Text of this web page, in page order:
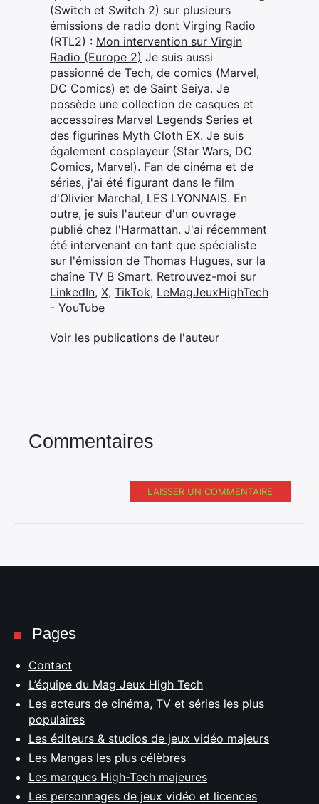
(Switch et Switch 2) sur plusieurs
émissions de radio dont Virging Radio
(RTL2) : Mon intervention sur Virgin
Radio (Europe 2) Je suis aussi
passionné de Tech, de comics (Marvel,
DC Comics) et de Saint Seiya. Je
possède une collection de casques et
accessoires Marvel Legends Series et
des figurines Myth Cloth EX. Je suis
également cosplayeur (Star Wars, DC
Comics, Marvel). Fan de cinéma et de
séries, j'ai été figurant dans le film
d'Olivier Marchal, LES LYONNAIS. En
outre, je suis l'auteur d'un ouvrage
publié chez l'Harmattan. J'ai récemment
été intervenant en tant que spécialiste
sur l'émission de Thomas Hugues, sur la
chaîne TV B Smart. Retrouvez-moi sur
LinkedIn, X, TikTok, LeMagJeuxHighTech
- YouTube
Voir les publications de l'auteur
Commentaires
LAISSER UN COMMENTAIRE
Pages
Contact
L’équipe du Mag Jeux High Tech
Les acteurs de cinéma, TV et séries les plus
populaires
Les éditeurs & studios de jeux vidéo majeurs
Les Mangas les plus célèbres
Les marques High-Tech majeures
Les personnages de jeux vidéo et licences
Rechercher
: